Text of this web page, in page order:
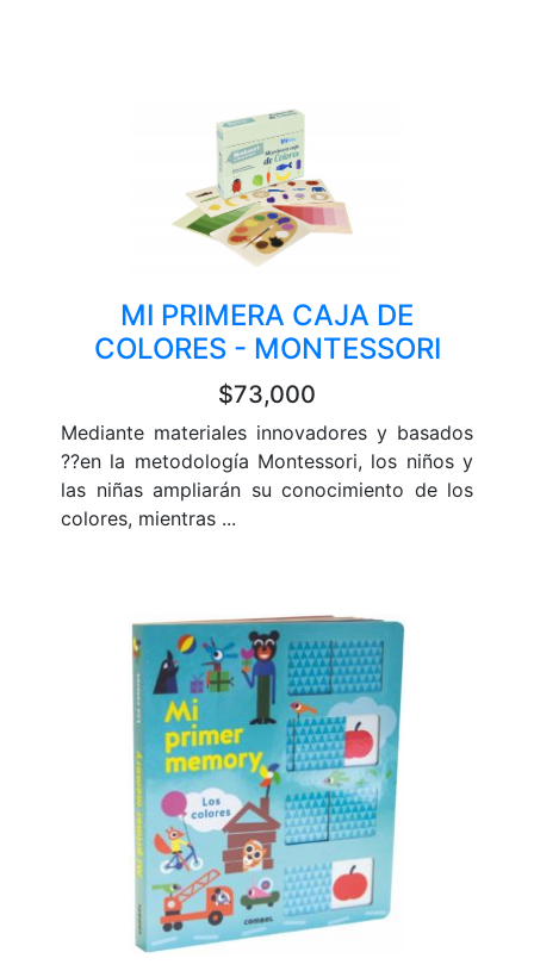
MI PRIMERA CAJA DE
COLORES - MONTESSORI
$73,000
Mediante materiales innovadores y basados
??en la metodología Montessori, los niños y
las niñas ampliarán su conocimiento de los
colores, mientras ...